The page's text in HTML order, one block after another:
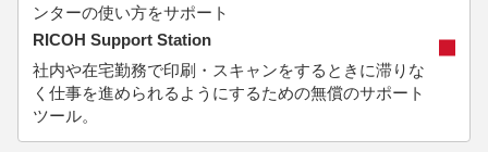
ンターの使い方をサポート
RICOH Support Station
社内や在宅勤務で印刷・スキャンをするときに滞りな
く仕事を進められるようにするための無償のサポート
ツール。